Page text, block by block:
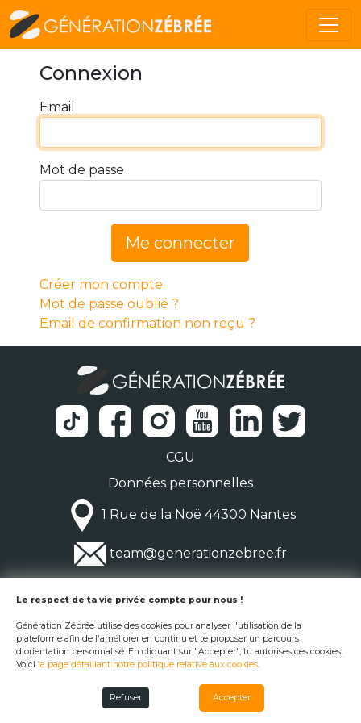
Connexion
Email
Mot de passe
Me connecter
Créer mon compte
Mot de passe oublié ?
Email de confirmation non reçu ?
CGU
Données personnelles
1 Rue de la Noë 44300 Nantes
team@generationzebree.fr
© Génération Zébrée 2026
Le respect de ta vie privée compte pour nous !
Génération Zébrée utilise des cookies pour analyser l'utilisation de la
plateforme afin de l'améliorer en continu et te proposer un parcours
d'orientation personnalisé. En cliquant sur "Accepter", tu autorises ces cookies.
Voici la page détaillant notre politique relative aux cookies.
Refuser Accepter